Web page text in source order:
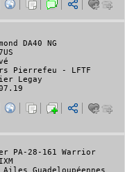
DA40 NG
Pierrefeu - LFTF
Legay
PA-28-161 Warrior
Ailes Guadeloupéennes